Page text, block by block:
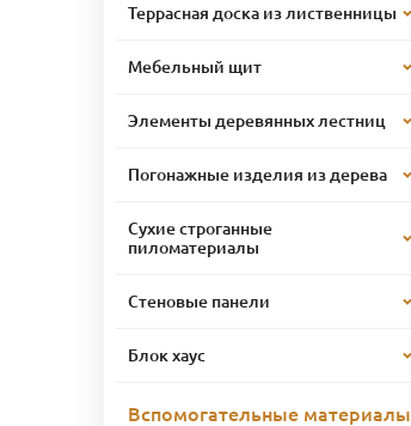
Террасная доска из лиственницы
Мебельный щит
Элементы деревянных лестниц
Погонажные изделия из дерева
Сухие строганные
пиломатериалы
Стеновые панели
Блок хаус
Вспомогательные материалы